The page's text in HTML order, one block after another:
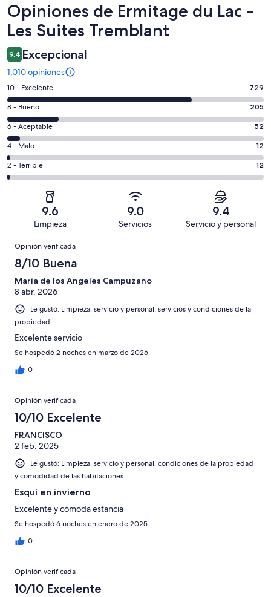
Opiniones
Opiniones de Ermitage du Lac -
Les Suites Tremblant
9.4 Excepcional
1,010 opiniones
Puntuación
de
10,
es
decir,
Excelente.
Basada
en
opiniones
10 - Excelente 729
Puntuación
de
8,
es
decir,
Bueno.
opiniones
8 - Bueno 205
Puntuación
de
6,
es
decir,
Aceptable.
de
1010
opiniones
6 - Aceptable 52
Puntuación
de
4,
Basada
12
de
opiniones
4 - Malo 12
Puntuación
de
Terrible.
Basada
de
1010
opiniones
2 - Terrible 12
9.6
Limpieza
9.0
Servicios
9.4
Servicio y personal
Opiniones
Opinión verificada
8/10 Buena
María de los Angeles Campuzano
8 abr. 2026
Le gustó: Limpieza, servicio y personal, servicios y condiciones de la
propiedad
Excelente servicio
Se hospedó 2 noches en marzo de 2026
0
Opinión verificada
10/10 Excelente
FRANCISCO
2 feb. 2025
Le gustó: Limpieza, servicio y personal, condiciones de la propiedad
y comodidad de las habitaciones
Esquí en invierno
Excelente y cómoda estancia
Se hospedó 6 noches en enero de 2025
0
Opinión verificada
10/10 Excelente